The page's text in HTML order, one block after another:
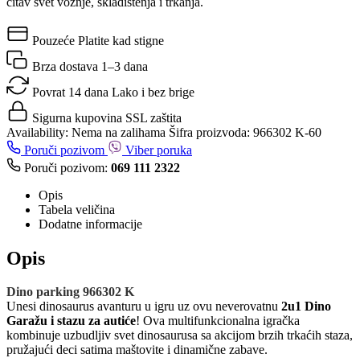
Pouzeće Platite kad stigne
Brza dostava 1–3 dana
Povrat 14 dana Lako i bez brige
Sigurna kupovina SSL zaštita
Availability: Nema na zalihama Šifra proizvoda: 966302 K-60
Poruči pozivom
Viber poruka
Poruči pozivom: 069 111 2322
Opis
Tabela veličina
Dodatne informacije
Opis
Dino parking 966302 K
Unesi dinosaurus avanturu u igru uz ovu neverovatnu 2u1 Dino
Garažu i stazu za autiće! Ova multifunkcionalna igračka
kombinuje uzbudljiv svet dinosaurusa sa akcijom brzih trkaćih staza,
pružajući deci satima maštovite i dinamične zabave.